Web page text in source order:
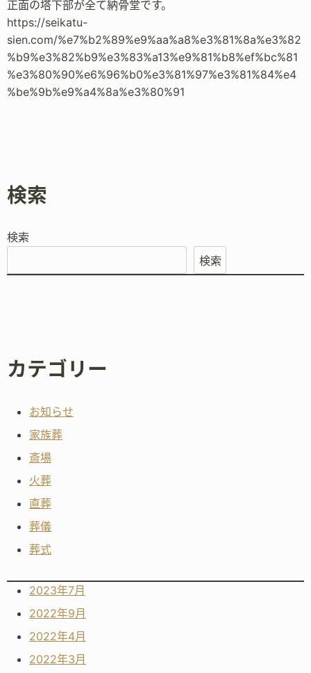
正面の塔下部が全て納骨堂です。
https://seikatu-
sien.com/%e7%b2%89%e9%aa%a8%e3%81%8a%e3%82
%b9%e3%82%b9%e3%83%a13%e9%81%b8%ef%bc%81
%e3%80%90%e6%96%b0%e3%81%97%e3%81%84%e4
%be%9b%e9%a4%8a%e3%80%91
検索
検索
検索
カテゴリー
お知らせ
家族葬
斎場
火葬
直葬
葬儀
葬式
2023年7月
2022年9月
2022年4月
2022年3月